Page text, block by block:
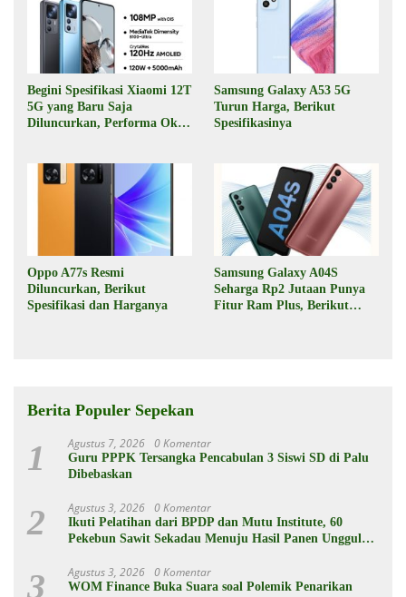
Begini Spesifikasi Xiaomi 12T
5G yang Baru Saja
Diluncurkan, Performa Oke,
Samsung Galaxy A53 5G
Turun Harga, Berikut
Spesifikasinya
Oppo A77s Resmi
Diluncurkan, Berikut
Spesifikasi dan Harganya
Samsung Galaxy A04S
Seharga Rp2 Jutaan Punya
Fitur Ram Plus, Berikut
Berita Populer Sepekan
1 Agustus 7, 2026 0 Komentar
Guru PPPK Tersangka Pencabulan 3 Siswi SD di Palu
Dibebaskan
2 Agustus 3, 2026 0 Komentar
Ikuti Pelatihan dari BPDP dan Mutu Institute, 60
Pekebun Sawit Sekadau Menuju Hasil Panen Unggul
3 Agustus 3, 2026 0 Komentar
WOM Finance Buka Suara soal Polemik Penarikan